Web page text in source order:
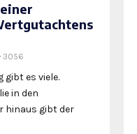
3056
gibt es viele.
in den
hinaus gibt der